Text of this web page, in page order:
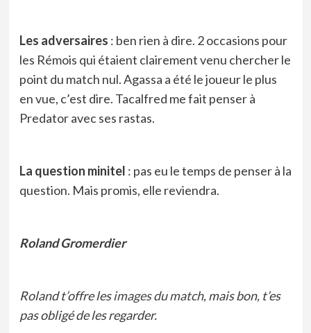
Les adversaires : ben rien à dire. 2 occasions pour
les Rémois qui étaient clairement venu chercher le
point du match nul. Agassa a été le joueur le plus
en vue, c’est dire. Tacalfred me fait penser à
Predator avec ses rastas.
La question minitel : pas eu le temps de penser à la
question. Mais promis, elle reviendra.
Roland Gromerdier
Roland t’offre lesimages du match, mais bon, t’es
pas obligé de les regarder.